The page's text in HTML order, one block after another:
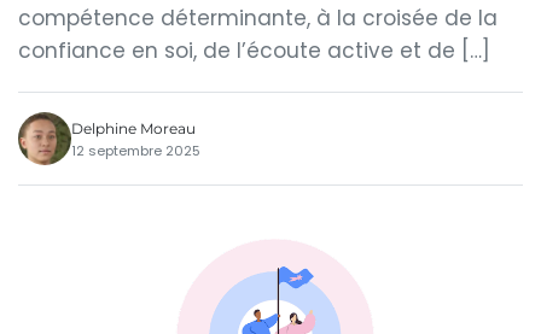
compétence déterminante, à la croisée de la
confiance en soi, de l’écoute active et de […]
Delphine Moreau
12 septembre 2025